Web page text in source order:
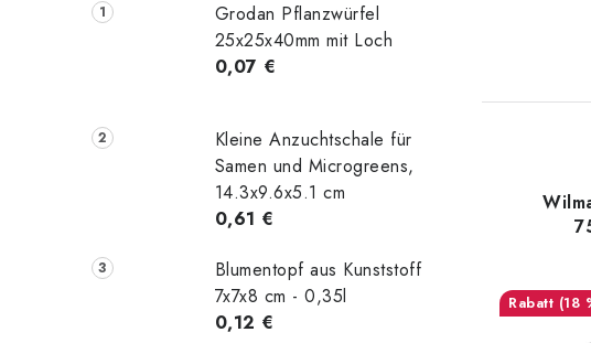
Grodan Pflanzwürfel
25x25x40mm mit Loch
0,07 €
Kleine Anzuchtschale für
Samen und Microgreens,
14.3x9.6x5.1 cm
0,61 €
Blumentopf aus Kunststoff
7x7x8 cm - 0,35l
0,12 €
e
(18